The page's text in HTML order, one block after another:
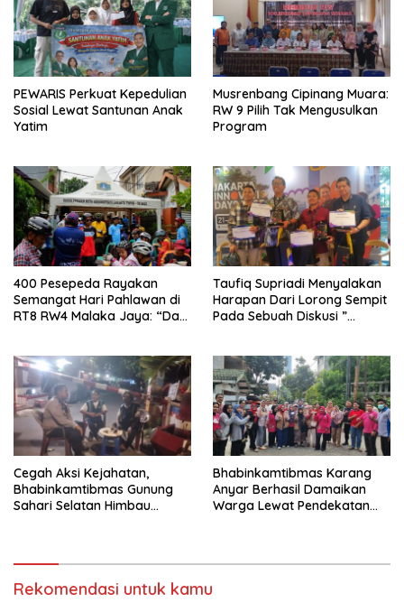
PEWARIS Perkuat Kepedulian
Sosial Lewat Santunan Anak
Yatim
Musrenbang Cipinang Muara:
RW 9 Pilih Tak Mengusulkan
Program
400 Pesepeda Rayakan
Semangat Hari Pahlawan di
RT8 RW4 Malaka Jaya: “Dari
Taufiq Supriadi Menyalakan
Harapan Dari Lorong Sempit
Pada Sebuah Diskusi ”
Cegah Aksi Kejahatan,
Bhabinkamtibmas Gunung
Sahari Selatan Himbau
Bhabinkamtibmas Karang
Anyar Berhasil Damaikan
Warga Lewat Pendekatan
Rekomendasi untuk kamu